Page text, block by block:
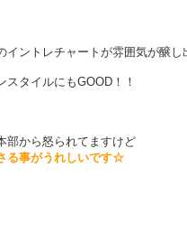
ントレチャートが雰囲気が醸し
タイルにもGOOD！！
部から怒られてますけど
る事がうれしいです☆